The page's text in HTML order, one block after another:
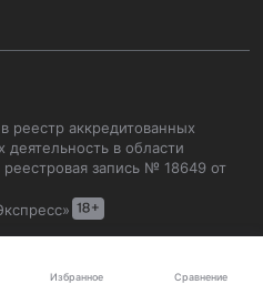
Избранное Сравнение
реестр аккредитованных
в области
запись № 18649 от